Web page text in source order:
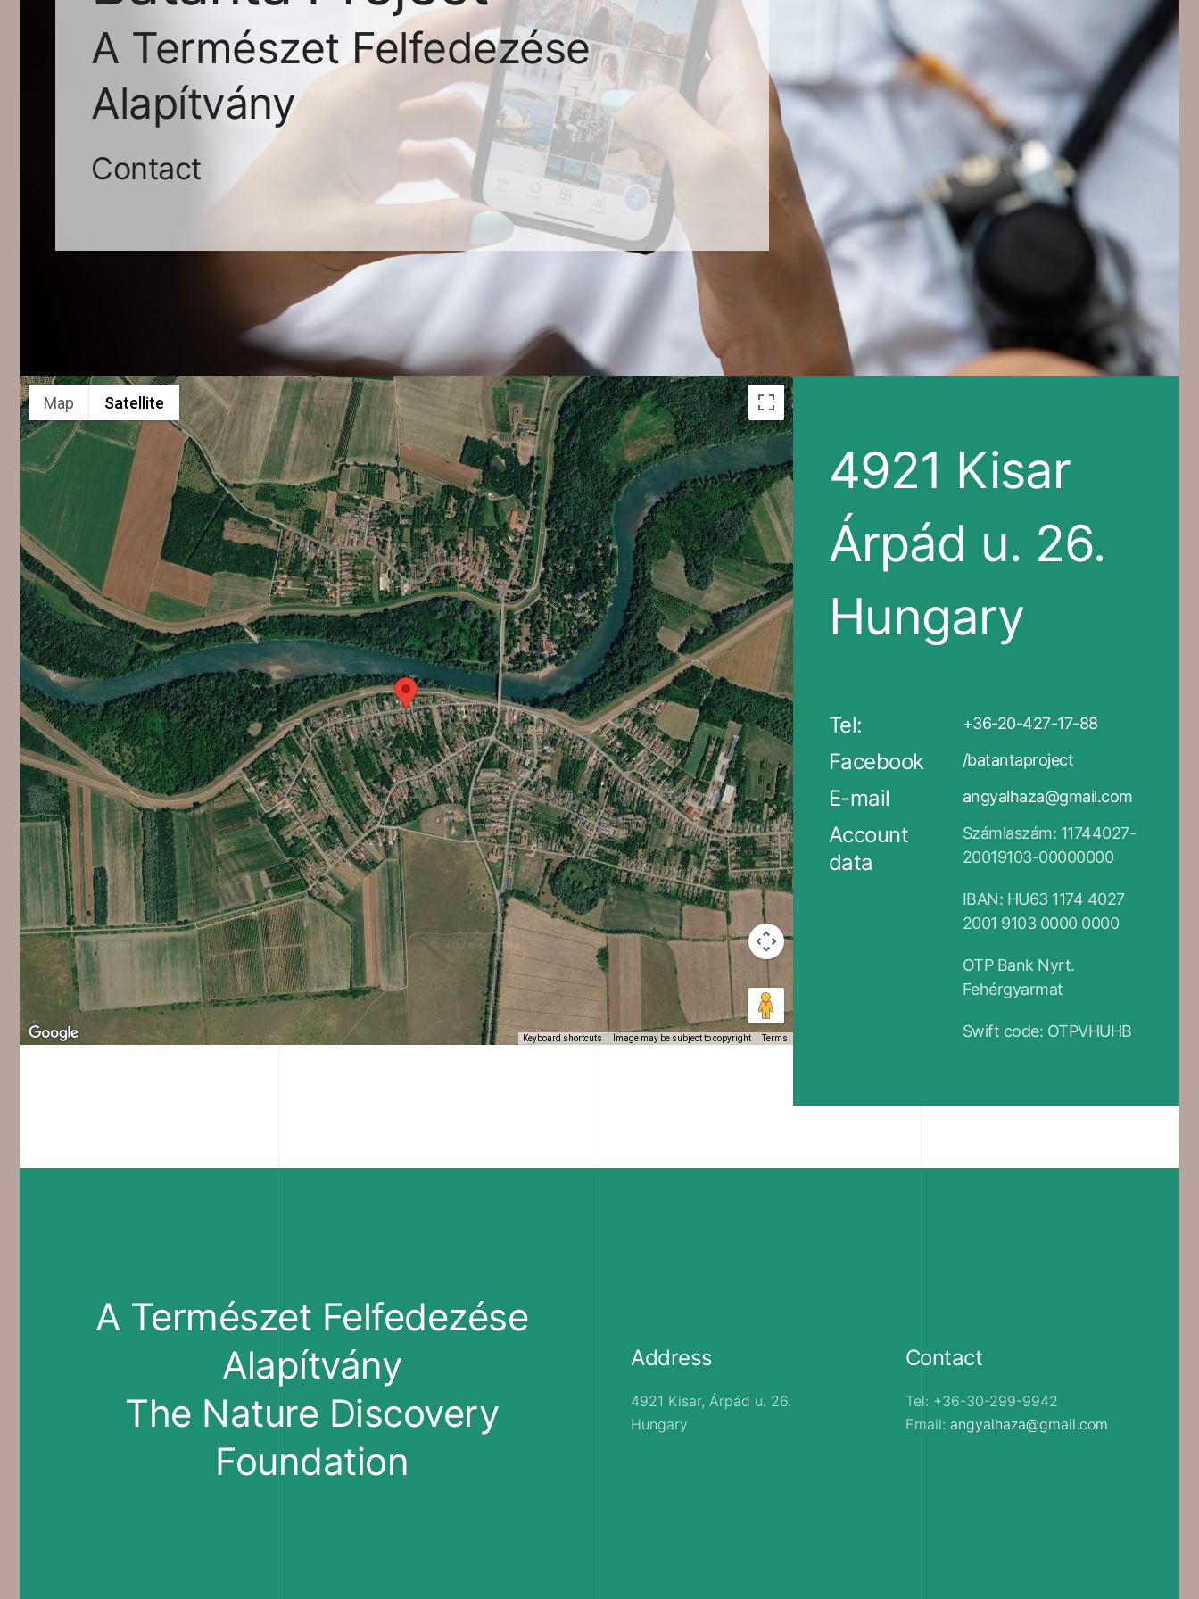
A Természet Felfedezése
Alapítvány
Contact
Map Satellite
Keyboard shortcuts Image may be subject to copyright Terms
4921 Kisar
Árpád u. 26.
Hungary
Tel: +36-20-427-17-88
Facebook /batantaproject
E-mail angyalhaza@gmail.com
Account
data
Számlaszám: 11744027-
20019103-00000000
IBAN: HU63 1174 4027
2001 9103 0000 0000
OTP Bank Nyrt.
Fehérgyarmat
Swift code: OTPVHUHB
A Természet Felfedezése
Alapítvány
The Nature Discovery
Foundation
Address
4921 Kisar, Árpád u. 26.
Hungary
Contact
Tel: +36-30-299-9942
Email: angyalhaza@gmail.com